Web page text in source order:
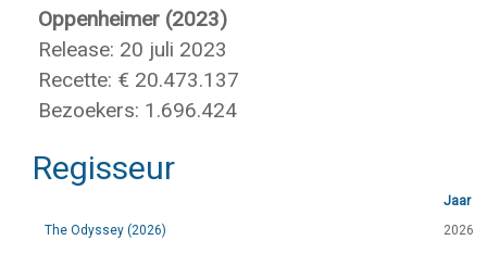
Oppenheimer (2023)
Release: 20 juli 2023
Recette: € 20.473.137
Bezoekers: 1.696.424
Regisseur
Jaar
The Odyssey (2026)
2026